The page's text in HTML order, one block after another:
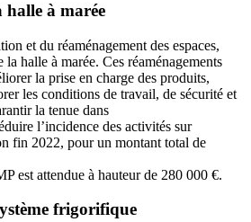
à marée
et du réaménagement des espaces,
la halle à marée. Ces réaménagements
la prise en charge des produits,
les conditions de travail, de sécurité et
la tenue dans
l’incidence des activités sur
fin 2022, pour un montant total de
est attendue à hauteurde 280 000 €.
frigorifique